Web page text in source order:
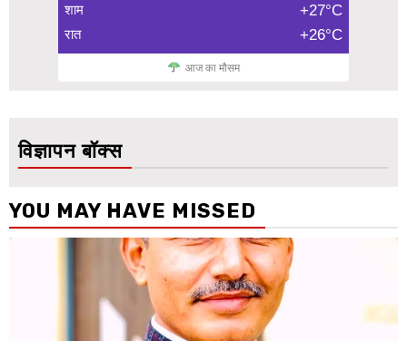
शाम +27°C
रात +26°C
आज का मौसम
विज्ञापन बॉक्स
YOU MAY HAVE MISSED